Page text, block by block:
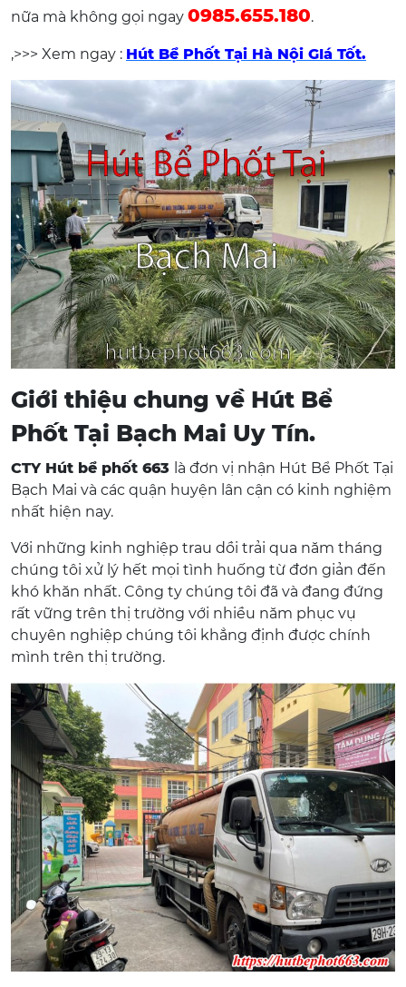
nữa mà không gọi ngay 0985.655.180.
,>>> Xem ngay : Hút Bể Phốt Tại Hà Nội GIá Tốt.
Giới thiệu chung về Hút Bể
Phốt Tại Bạch Mai Uy Tín.
CTY Hút bể phốt 663 là đơn vị nhận Hút Bể Phốt Tại
Bạch Mai và các quận huyện lân cận có kinh nghiệm
nhất hiện nay.
Với những kinh nghiệp trau dồi trải qua năm tháng
chúng tôi xử lý hết mọi tình huống từ đơn giản đến
khó khăn nhất. Công ty chúng tôi đã và đang đứng
rất vững trên thị trường với nhiều năm phục vụ
chuyên nghiệp chúng tôi khẳng định được chính
mình trên thị trường.